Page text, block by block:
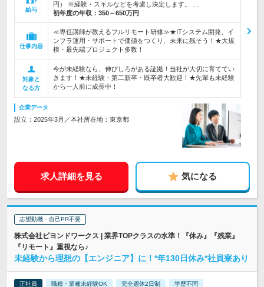
給与
円） ※経験・スキルなどを考慮し決定します。 …
初年度の年収： 350～650万円
仕事内容
≪専任講師が教えるフルリモート研修≫★ITシステム開発、イ
ンフラ運用・サポートで価値をつくり、未来に残そう！★大規
模・最先端プロジェクト多数！
対象と
なる方
今が未経験なら、伸びしろがある証拠！当社が大切に育ててい
きます！★未経験・第二新卒・既卒者大歓迎！★先輩も未経験
から一人前に成長中！
企業データ
設立：2025年3月／本社所在地：東京都
求人詳細を見る 気になる
志望動機・自己PR不要
株式会社ビヨンドワークス | 業界TOPクラスの水準！『休み』『残業』
『リモート』重視なら♪
未経験から理想の【エンジニア】に！*年130日休み*社員寮あり
正社員 職種・業種未経験OK 完全週休2日制 学歴不問